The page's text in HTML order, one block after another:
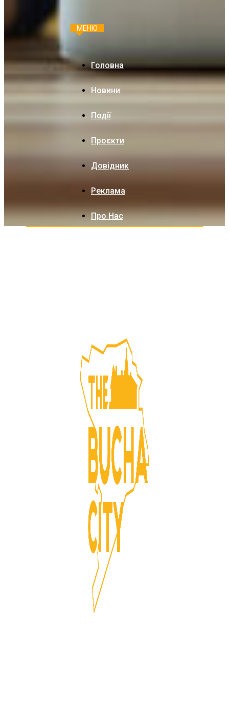
МЕНЮ
Головна
Новини
Події
Проєкти
Довідник
Реклама
Про Нас